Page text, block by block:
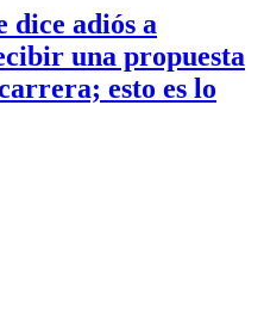
dice adiós a
una propuesta
esto es lo